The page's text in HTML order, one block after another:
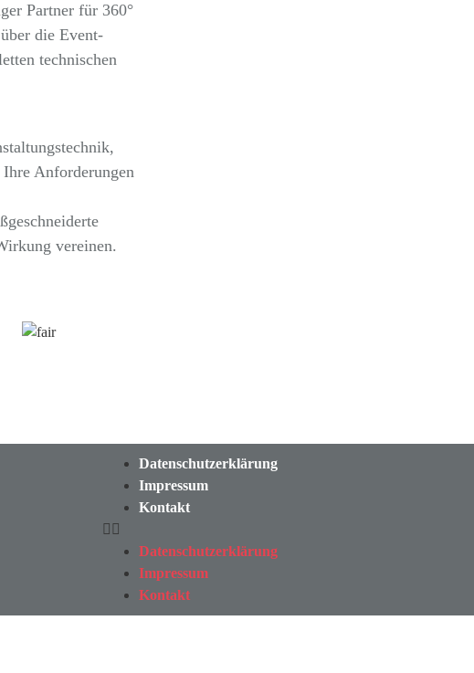
Partner für 360°
die Event-
technischen
Anforderungen
vereinen.
Datenschutzerklärung
Impressum
Kontakt
Datenschutzerklärung
Impressum
Kontakt